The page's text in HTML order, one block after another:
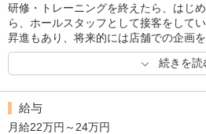
研修・トレーニングを終えたら、はじ
ら、ホールスタッフとして接客をして
昇進もあり、将来的には店舗での企画
運営したりするお仕事もお任せしたい
続きを読
給与
月給22万円～24万円